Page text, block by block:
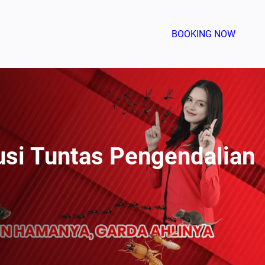
BOOKING NOW
Tuntas Pengendalian